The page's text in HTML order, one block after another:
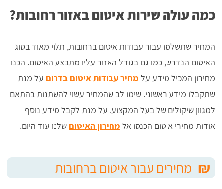
כמה עולה שירות איטום באזור רחובות?
המחיר שתשלמו עבור עבודות איטום ברחובות, תלוי מאוד בסוג
האיטום הנדרש, כמו גם בגודל האזור עליו מתבצע האיטום. הכנו
מחירון המכיל מידע על מחיר עבודות איטום בדרום על מנת
שתקבלו מידע ראשוני. שימו לב שהמחיר עשוי להשתנות בהתאם
למגוון שיקולים של בעל המקצוע. על מנת לקבל מידע נוסף
אודות מחירי איטום הכנסו אל מחירון האיטום שלנו עוד היום.
₪ מחירים עבור איטום ברחובות